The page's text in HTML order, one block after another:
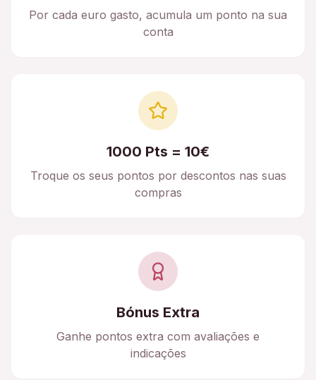
Por cada euro gasto, acumula um ponto na sua
conta
1000 Pts = 10€
Troque os seus pontos por descontos nas suas
compras
Bónus Extra
Ganhe pontos extra com avaliações e
indicações